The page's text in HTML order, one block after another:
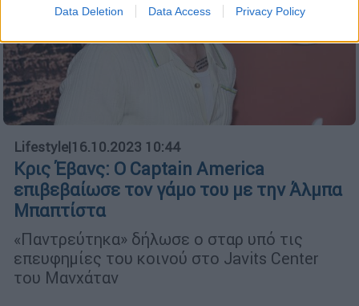
Data Deletion Data Access Privacy Policy
Lifestyle|16.10.2023 10:44
Κρις Έβανς: Ο Captain America
επιβεβαίωσε τον γάμο του με την Άλμπα
Μπαπτίστα
«Παντρεύτηκα» δήλωσε ο σταρ υπό τις
επευφημίες του κοινού στο Javits Center
του Μανχάταν